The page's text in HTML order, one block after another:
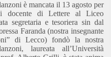
è mancata il 13 agosto per
docente di Lettere al Liceo
segretaria e tesoriera sin dal
Faranda (nostra insegnante
di Lecco) fondò la nostra
laureata all’Università